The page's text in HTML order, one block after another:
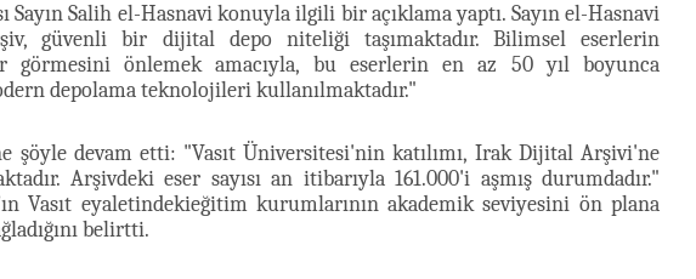
Sayın Salih el-Hasnavi konuyla ilgili bir açıklama yaptı. Sayın el-Hasnavi
güvenli bir dijital depo niteliği taşımaktadır. Bilimsel eserlerin
görmesini önlemek amacıyla, bu eserlerin en az 50 yıl boyunca
depolama teknolojileri kullanılmaktadır."
şöyle devam etti: "Vasıt Üniversitesi'nin katılımı, Irak Dijital Arşivi'ne
Arşivdeki eser sayısı an itibarıyla 161.000'i aşmış durumdadır."
Vasıt eyaletindekieğitim kurumlarının akademik seviyesini ön plana
belirtti.